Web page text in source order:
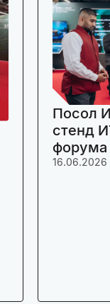
Посол
стенд
16.06.2026